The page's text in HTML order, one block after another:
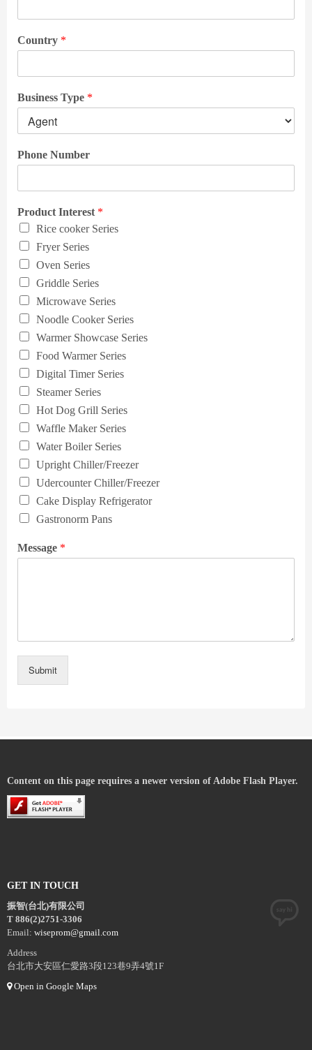
Country *
Business Type *
Phone Number
Product Interest *
Rice cooker Series
Fryer Series
Oven Series
Griddle Series
Microwave Series
Noodle Cooker Series
Warmer Showcase Series
Food Warmer Series
Digital Timer Series
Steamer Series
Hot Dog Grill Series
Waffle Maker Series
Water Boiler Series
Upright Chiller/Freezer
Udercounter Chiller/Freezer
Cake Display Refrigerator
Gastronorm Pans
Message *
Submit
Content on this page requires a newer version of Adobe Flash Player.
GET IN TOUCH
振智(台北)有限公司
T 886(2)2751-3306
Email: wiseprom@gmail.com
Address
台北市大安區仁愛路3段123巷9弄4號1F
Open in Google Maps